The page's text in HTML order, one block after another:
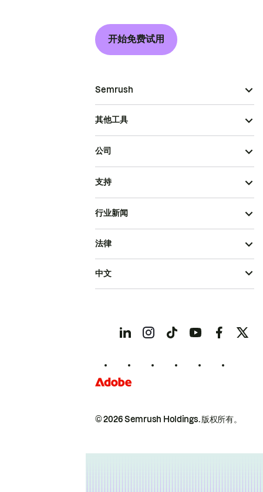
开始免费试用
Semrush
其他工具
公司
支持
行业新闻
© 2026 Semrush Holdings.版权所有。
法律
中文